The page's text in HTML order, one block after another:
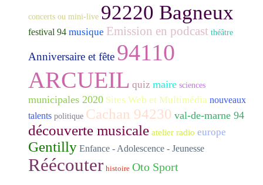
concerts ou mini-live 92220 Bagneux
festival 94 musique Emission en podcast théâtre
Anniversaire et fête 94110
ARCUEIL quiz maire sciences
municipales 2020 Sites Web et Multimédia nouveaux
talents politique Cachan 94230 val-de-marne 94
découverte musicale atelier radio europe
Gentilly Enfance - Adolescence - Jeunesse
Réécouter histoire Oto Sport